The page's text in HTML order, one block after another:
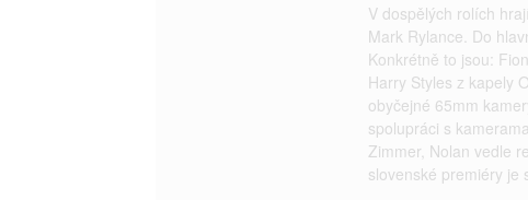
V dospělých rolích
Mark Rylance. Do
Konkrétně to jsou:
Harry Styles z kapely
obyčejné 65mm
spolupráci s
Zimmer, Nolan vedle
slovenské premiéry je